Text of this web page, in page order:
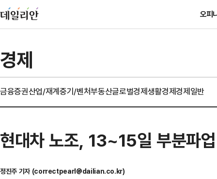
오피
경제
금융증권산업/재계중기/벤처부동산글로벌경제생활경제경제일반
현대차 노조, 13~15일 부분파
정진주 기자 (correctpearl@dailian.co.kr)